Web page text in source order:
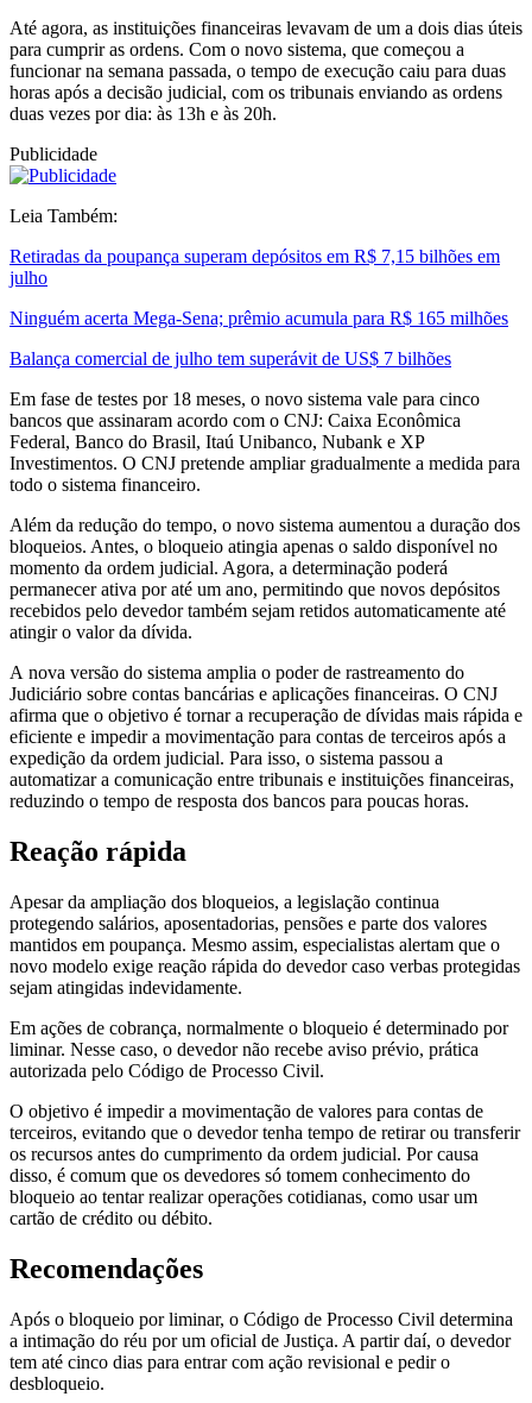
Até agora, as instituições financeiras levavam de um a dois dias úteis
para cumprir as ordens. Com o novo sistema, que começou a
funcionar na semana passada, o tempo de execução caiu para duas
horas após a decisão judicial, com os tribunais enviando as ordens
duas vezes por dia: às 13h e às 20h.
Publicidade
Leia Também:
Retiradas da poupança superam depósitos em R$ 7,15 bilhões em
julho
Ninguém acerta Mega-Sena; prêmio acumula para R$ 165 milhões
Balança comercial de julho tem superávit de US$ 7 bilhões
Em fase de testes por 18 meses, o novo sistema vale para cinco
bancos que assinaram acordo com o CNJ: Caixa Econômica
Federal, Banco do Brasil, Itaú Unibanco, Nubank e XP
Investimentos. O CNJ pretende ampliar gradualmente a medida para
todo o sistema financeiro.
Além da redução do tempo, o novo sistema aumentou a duração dos
bloqueios. Antes, o bloqueio atingia apenas o saldo disponível no
momento da ordem judicial. Agora, a determinação poderá
permanecer ativa por até um ano, permitindo que novos depósitos
recebidos pelo devedor também sejam retidos automaticamente até
atingir o valor da dívida.
A nova versão do sistema amplia o poder de rastreamento do
Judiciário sobre contas bancárias e aplicações financeiras. O CNJ
afirma que o objetivo é tornar a recuperação de dívidas mais rápida e
eficiente e impedir a movimentação para contas de terceiros após a
expedição da ordem judicial. Para isso, o sistema passou a
automatizar a comunicação entre tribunais e instituições financeiras,
reduzindo o tempo de resposta dos bancos para poucas horas.
Reação rápida
Apesar da ampliação dos bloqueios, a legislação continua
protegendo salários, aposentadorias, pensões e parte dos valores
mantidos em poupança. Mesmo assim, especialistas alertam que o
novo modelo exige reação rápida do devedor caso verbas protegidas
sejam atingidas indevidamente.
Em ações de cobrança, normalmente o bloqueio é determinado por
liminar. Nesse caso, o devedor não recebe aviso prévio, prática
autorizada pelo Código de Processo Civil.
O objetivo é impedir a movimentação de valores para contas de
terceiros, evitando que o devedor tenha tempo de retirar ou transferir
os recursos antes do cumprimento da ordem judicial. Por causa
disso, é comum que os devedores só tomem conhecimento do
bloqueio ao tentar realizar operações cotidianas, como usar um
cartão de crédito ou débito.
Recomendações
Após o bloqueio por liminar, o Código de Processo Civil determina
a intimação do réu por um oficial de Justiça. A partir daí, o devedor
tem até cinco dias para entrar com ação revisional e pedir o
desbloqueio.